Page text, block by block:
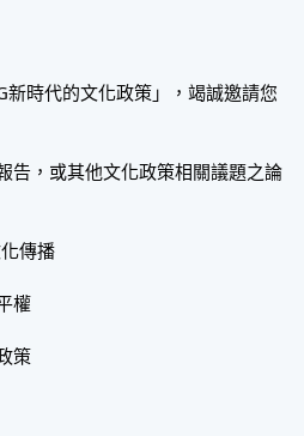
時代的文化政策」，竭誠邀請您
告，或其他文化政策相關議題之論
傳播
權
策